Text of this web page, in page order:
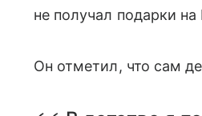
не получал подарки
Он отметил, что сам